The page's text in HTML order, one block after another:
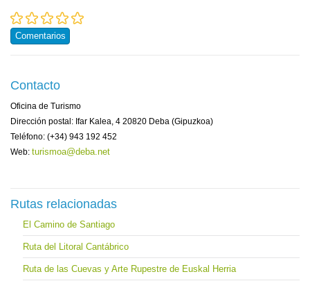
Comentarios
Contacto
Oficina de Turismo
Dirección postal: Ifar Kalea, 4 20820 Deba (Gipuzkoa)
Teléfono: (+34) 943 192 452
Web: turismoa@deba.net
Rutas relacionadas
El Camino de Santiago
Ruta del Litoral Cantábrico
Ruta de las Cuevas y Arte Rupestre de Euskal Herria